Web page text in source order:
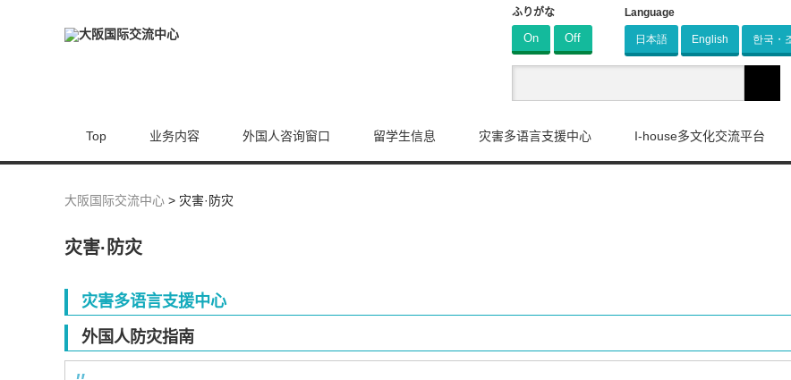
Top 业务内容 外国人咨询窗口 留学生信息 灾害多语言支援中心 I-house多文化交流平台
ふりがな
On Off
Language
日本語 English 한국・
大阪国际交流中心 > 灾害·防灾
灾害·防灾
灾害多语言支援中心
外国人防灾指南